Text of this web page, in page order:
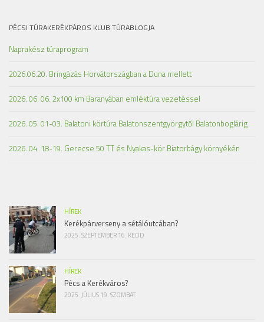
PÉCSI TÚRAKERÉKPÁROS KLUB TÚRABLOGJA
Naprakész túraprogram
2026.06.20. Bringázás Horvátországban a Duna mellett
2026. 06. 06. 2x100 km Baranyában emléktúra vezetéssel
2026. 05. 01-03. Balatoni körtúra Balatonszentgyörgytől Balatonboglárig
2026. 04. 18-19. Gerecse 50 TT és Nyakas-kör Biatorbágy környékén
HÍREK
Kerékpárverseny a sétálóutcában?
2025. SZEPTEMBER 16. KEDD
HÍREK
Pécs a Kerékváros?
2025. JÚLIUS 19. SZOMBAT